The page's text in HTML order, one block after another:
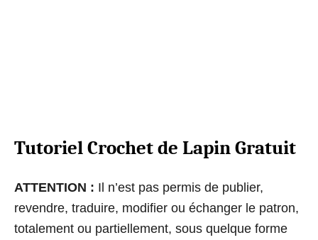
Tutoriel Crochet de Lapin Gratuit
ATTENTION : Il n’est pas permis de publier,
revendre, traduire, modifier ou échanger le patron,
totalement ou partiellement, sous quelque forme